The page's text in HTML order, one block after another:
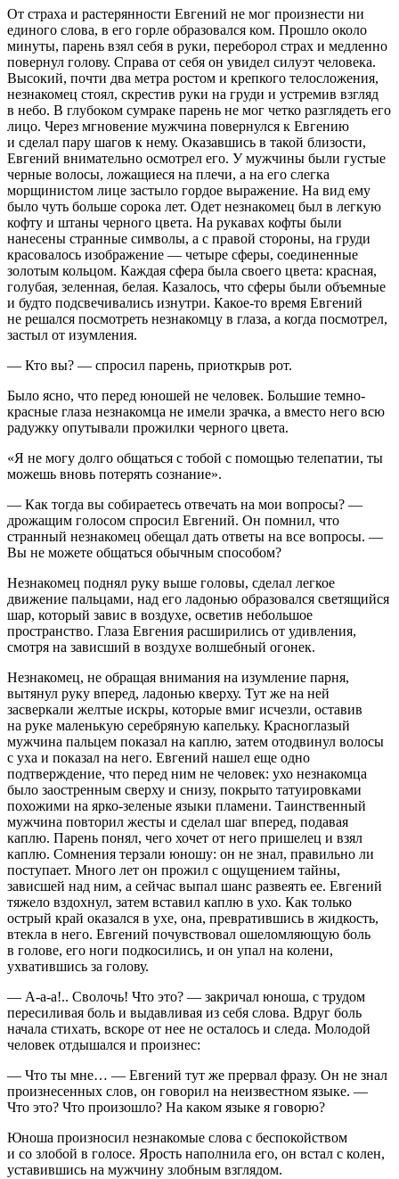
От страха и растерянности Евгений не мог произнести ни
единого слова, в его горле образовался ком. Прошло около
минуты, парень взял себя в руки, переборол страх и медленно
повернул голову. Справа от себя он увидел силуэт человека.
Высокий, почти два метра ростом и крепкого телосложения,
незнакомец стоял, скрестив руки на груди и устремив взгляд
в небо. В глубоком сумраке парень не мог четко разглядеть его
лицо. Через мгновение мужчина повернулся к Евгению
и сделал пару шагов к нему. Оказавшись в такой близости,
Евгений внимательно осмотрел его. У мужчины были густые
черные волосы, ложащиеся на плечи, а на его слегка
морщинистом лице застыло гордое выражение. На вид ему
было чуть больше сорока лет. Одет незнакомец был в легкую
кофту и штаны черного цвета. На рукавах кофты были
нанесены странные символы, а с правой стороны, на груди
красовалось изображение — четыре сферы, соединенные
золотым кольцом. Каждая сфера была своего цвета: красная,
голубая, зеленная, белая. Казалось, что сферы были объемные
и будто подсвечивались изнутри. Какое-то время Евгений
не решался посмотреть незнакомцу в глаза, а когда посмотрел,
застыл от изумления.
— Кто вы? — спросил парень, приоткрыв рот.
Было ясно, что перед юношей не человек. Большие темно-
красные глаза незнакомца не имели зрачка, а вместо него всю
радужку опутывали прожилки черного цвета.
«Я не могу долго общаться с тобой с помощью телепатии, ты
можешь вновь потерять сознание».
— Как тогда вы собираетесь отвечать на мои вопросы? —
дрожащим голосом спросил Евгений. Он помнил, что
странный незнакомец обещал дать ответы на все вопросы. —
Вы не можете общаться обычным способом?
Незнакомец поднял руку выше головы, сделал легкое
движение пальцами, над его ладонью образовался светящийся
шар, который завис в воздухе, осветив небольшое
пространство. Глаза Евгения расширились от удивления,
смотря на зависший в воздухе волшебный огонек.
Незнакомец, не обращая внимания на изумление парня,
вытянул руку вперед, ладонью кверху. Тут же на ней
засверкали желтые искры, которые вмиг исчезли, оставив
на руке маленькую серебряную капельку. Красноглазый
мужчина пальцем показал на каплю, затем отодвинул волосы
с уха и показал на него. Евгений нашел еще одно
подтверждение, что перед ним не человек: ухо незнакомца
было заостренным сверху и снизу, покрыто татуировками
похожими на ярко-зеленые языки пламени. Таинственный
мужчина повторил жесты и сделал шаг вперед, подавая
каплю. Парень понял, чего хочет от него пришелец и взял
каплю. Сомнения терзали юношу: он не знал, правильно ли
поступает. Много лет он прожил с ощущением тайны,
зависшей над ним, а сейчас выпал шанс развеять ее. Евгений
тяжело вздохнул, затем вставил каплю в ухо. Как только
острый край оказался в ухе, она, превратившись в жидкость,
втекла в него. Евгений почувствовал ошеломляющую боль
в голове, его ноги подкосились, и он упал на колени,
ухватившись за голову.
— А-а-а!.. Сволочь! Что это? — закричал юноша, с трудом
пересиливая боль и выдавливая из себя слова. Вдруг боль
начала стихать, вскоре от нее не осталось и следа. Молодой
человек отдышался и произнес:
— Что ты мне… — Евгений тут же прервал фразу. Он не знал
произнесенных слов, он говорил на неизвестном языке. —
Что это? Что произошло? На каком языке я говорю?
Юноша произносил незнакомые слова с беспокойством
и со злобой в голосе. Ярость наполнила его, он встал с колен,
уставившись на мужчину злобным взглядом.